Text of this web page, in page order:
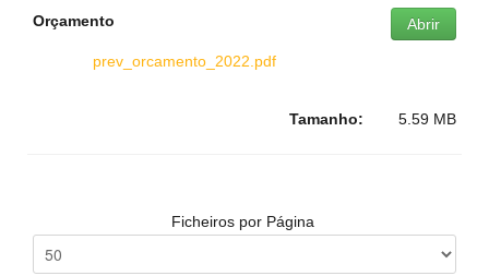
Orçamento
prev_orcamento_2022.pdf
Abrir
Tamanho: 5.59 MB
Ficheiros por Página